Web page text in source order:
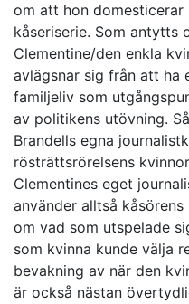
om att hon domesticerar
kåseriserie. Som antytts
Clementine/den enkla
avlägsnar sig från att ha
familjeliv som
av politikens utövning.
Brandells egna
rösträttsrörelsens
Clementines eget
använder alltså
om vad som utspelade
som kvinna kunde välja
bevakning av när den
är också nästan